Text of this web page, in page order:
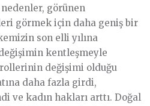
görünen
görmek için daha geniş bir
son elli yılına
kentleşmeyle
değişimi olduğu
daha fazla girdi,
ve kadın hakları arttı. Doğal